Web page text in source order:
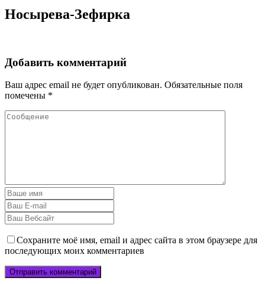
Носырева-Зефирка
Добавить комментарий
Ваш адрес email не будет опубликован. Обязательные поля
помечены *
Сохраните моё имя, email и адрес сайта в этом браузере для
последующих моих комментариев